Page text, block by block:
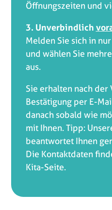
Öffnungszeiten und
3. Unverbindlich
Melden Sie sich in
und wählen Sie
aus.
Sie erhalten nach der
Bestätigung per E-
danach sobald wie
mit Ihnen. Tipp:
beantwortet Ihnen
Die Kontaktdaten
Kita-Seite.